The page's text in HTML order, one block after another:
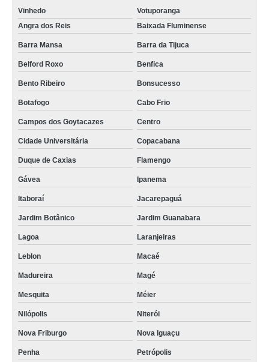
Vinhedo
Votuporanga
Angra dos Reis
Baixada Fluminense
Barra Mansa Barra da Tijuca
Belford Roxo Benfica
Bento Ribeiro Bonsucesso
Botafogo Cabo Frio
Campos dos Goytacazes Centro
Cidade Universitária Copacabana
Duque de Caxias Flamengo
Gávea Ipanema
Itaboraí Jacarepaguá
Jardim Botânico Jardim Guanabara
Lagoa Laranjeiras
Leblon Macaé
Madureira Magé
Mesquita Méier
Nilópolis Niterói
Nova Friburgo Nova Iguaçu
Penha Petrópolis